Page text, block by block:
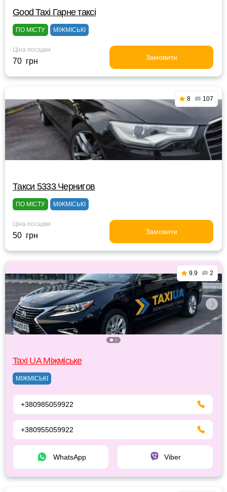
Good Taxi Гарне таксi
ПО МІСТУ МІЖМІСЬКІ
Ціна посадки
70 грн Замовити
8 107
Такси 5333 Чернигов
ПО МІСТУ МІЖМІСЬКІ
Ціна посадки
50 грн Замовити
9.9 2
Taxi UA Міжміське
МІЖМІСЬКІ
+380985059922
+380955059922
WhatsApp Viber